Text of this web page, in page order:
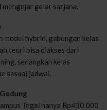
gelar sarjana.
model hybrid, gabungan kelas
teori bisa diakses dari
sedangkan kelas
sesuai jadwal.
Tegal hanya Rp430.000